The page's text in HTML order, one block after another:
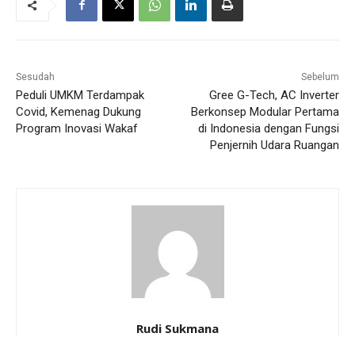
Sesudah
Peduli UMKM Terdampak
Covid, Kemenag Dukung
Program Inovasi Wakaf
Sebelum
Gree G-Tech, AC Inverter
Berkonsep Modular Pertama
di Indonesia dengan Fungsi
Penjernih Udara Ruangan
Rudi Sukmana